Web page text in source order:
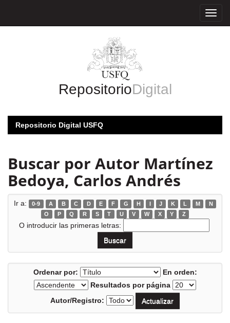
RepositorioDigital
Repositorio Digital USFQ
Buscar por Autor Martínez
Bedoya, Carlos Andrés
Ir a: 0-9 A B C D E F G H I J K L M
N
O
P Q R S T U V W X Y Z
O introducir las primeras letras:
Ordenar por:
En orden:
Resultados por página
Autor/Registro: